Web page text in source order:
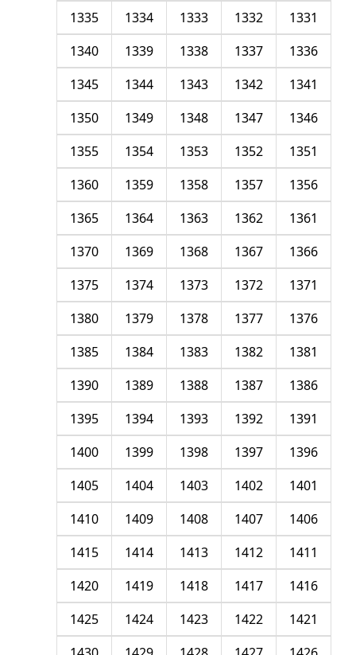
1331
1332
1333
1334
1335
1336
1337
1338
1339
1340
1341
1342
1343
1344
1345
1346
1347
1348
1349
1350
1351
1352
1353
1354
1355
1356
1357
1358
1359
1360
1361
1362
1363
1364
1365
1366
1367
1368
1369
1370
1371
1372
1373
1374
1375
1376
1377
1378
1379
1380
1381
1382
1383
1384
1385
1386
1387
1388
1389
1390
1391
1392
1393
1394
1395
1396
1397
1398
1399
1400
1401
1402
1403
1404
1405
1406
1407
1408
1409
1410
1411
1412
1413
1414
1415
1416
1417
1418
1419
1420
1421
1422
1423
1424
1425